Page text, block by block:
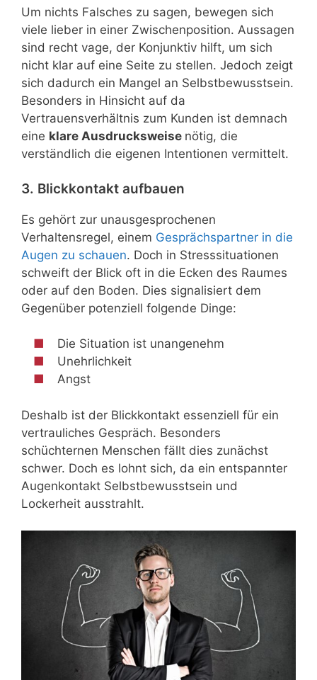
Um nichts Falsches zu sagen, bewegen sich
viele lieber in einer Zwischenposition. Aussagen
sind recht vage, der Konjunktiv hilft, um sich
nicht klar auf eine Seite zu stellen. Jedoch zeigt
sich dadurch ein Mangel an Selbstbewusstsein.
Besonders in Hinsicht auf da
Vertrauensverhältnis zum Kunden ist demnach
eine klare Ausdrucksweise nötig, die
verständlich die eigenen Intentionen vermittelt.
3. Blickkontakt aufbauen
Es gehört zur unausgesprochenen
Verhaltensregel, einem Gesprächspartner in die
Augen zu schauen. Doch in Stresssituationen
schweift der Blick oft in die Ecken des Raumes
oder auf den Boden. Dies signalisiert dem
Gegenüber potenziell folgende Dinge:
Die Situation ist unangenehm
Unehrlichkeit
Angst
Deshalb ist der Blickkontakt essenziell für ein
vertrauliches Gespräch. Besonders
schüchternen Menschen fällt dies zunächst
schwer. Doch es lohnt sich, da ein entspannter
Augenkontakt Selbstbewusstsein und
Lockerheit ausstrahlt.